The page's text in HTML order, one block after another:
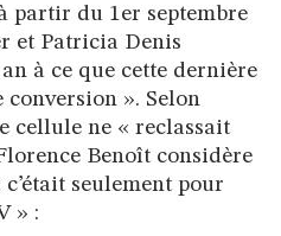
partir du 1er septembre
et Patricia Denis
à ce que cette dernière
». Selon
cellule ne « reclassait
Benoît considère
seulement pour
» :